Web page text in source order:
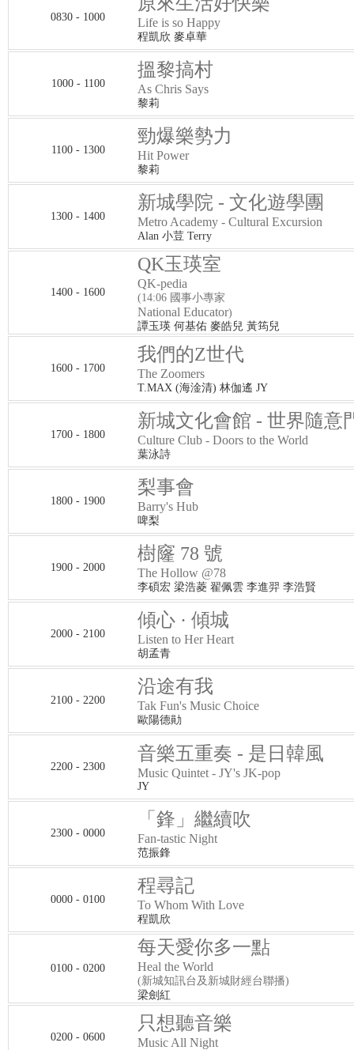
0830 - 1000 Life is so Happy
程凱欣 麥卓華
1000 - 1100
搵黎搞村
As Chris Says
黎莉
1100 - 1300
勁爆樂勢力
Hit Power
黎莉
1300 - 1400
新城學院 - 文化遊學團
Metro Academy - Cultural Excursion
Alan 小荳 Terry
1400 - 1600
QK玉瑛室
QK-pedia
(14:06 國事小專家
National Educator)
譚玉瑛 何基佑 麥皓兒 黃筠兒
1600 - 1700
我們的Z世代
The Zoomers
T.MAX (海淦清) 林伽遙 JY
1700 - 1800
新城文化會館 - 世界隨意
Culture Club - Doors to the World
葉泳詩
1800 - 1900
梨事會
Barry's Hub
啤梨
1900 - 2000
樹窿 78 號
The Hollow @78
李碩宏 梁浩菱 翟佩雲 李進羿 李浩賢
2000 - 2100
傾心 · 傾城
Listen to Her Heart
胡孟青
2100 - 2200
沿途有我
Tak Fun's Music Choice
歐陽德勛
2200 - 2300
音樂五重奏 - 是日韓風
Music Quintet - JY's JK-pop
JY
2300 - 0000
「鋒」繼續吹
Fan-tastic Night
范振鋒
0000 - 0100
程尋記
To Whom With Love
程凱欣
0100 - 0200
每天愛你多一點
Heal the World
(新城知訊台及新城財經台聯播)
梁劍紅
0200 - 0600
只想聽音樂
Music All Night